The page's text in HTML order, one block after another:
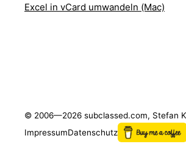
Excel in vCard umwandeln (Mac)
© 2006—2026 subclassed.com, Stefan
ImpressumDatenschutz